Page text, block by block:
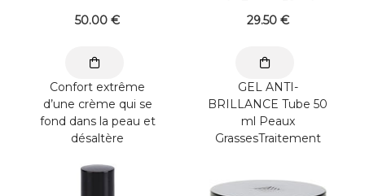
50.00 €
Confort extrême
d’une crème qui se
fond dans la peau et
désaltère
épidermes les plus ...
de France 50 ml
29.50 €
GEL ANTI-
BRILLANCE Tube 50
ml Peaux
GrassesTraitement
essentielle de ...